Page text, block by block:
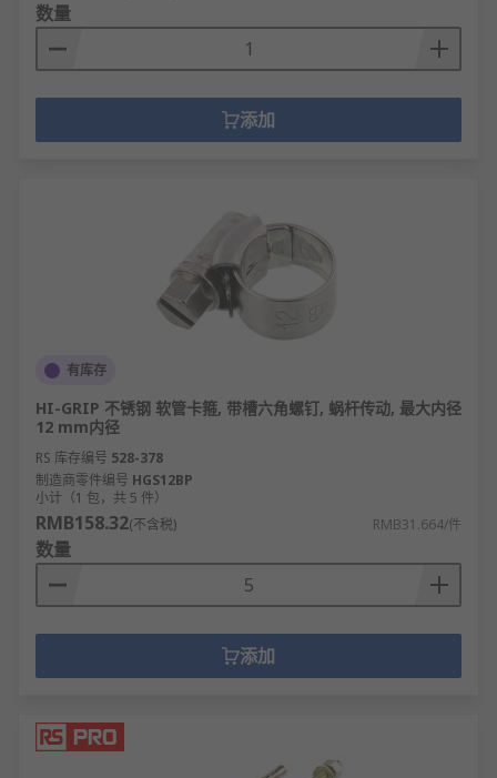
数量
添加
有库存
HI-GRIP 不锈钢 软管卡箍, 带槽六角螺钉, 蜗杆传动, 最大内径
12 mm内径
RS 库存编号 528-378
制造商零件编号 HGS12BP
小计（1 包，共 5 件）
RMB158.32(不含税) RMB31.664/件
数量
添加